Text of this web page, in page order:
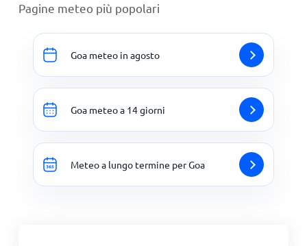
Pagine meteo più popolari
Goa meteo in agosto
Goa meteo a 14 giorni
Meteo a lungo termine per Goa